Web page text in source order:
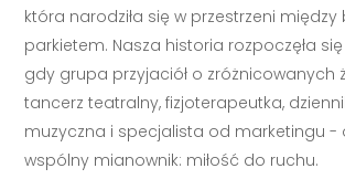
która narodziła się w przestrzeni między
parkietem. Nasza historia rozpoczęła
gdy grupa przyjaciół o zróżnicowanych
tancerz teatralny, fizjoterapeutka,
muzyczna i specjalista od marketingu -
wspólny mianownik: miłość do ruchu.